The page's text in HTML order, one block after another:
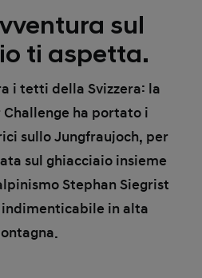
sul
ti aspetta.
i tetti della Svizzera: la
ha portato i
sullo Jungfraujoch, per
sul ghiacciaio insieme
Stephan Siegrist
indimenticabile in alta